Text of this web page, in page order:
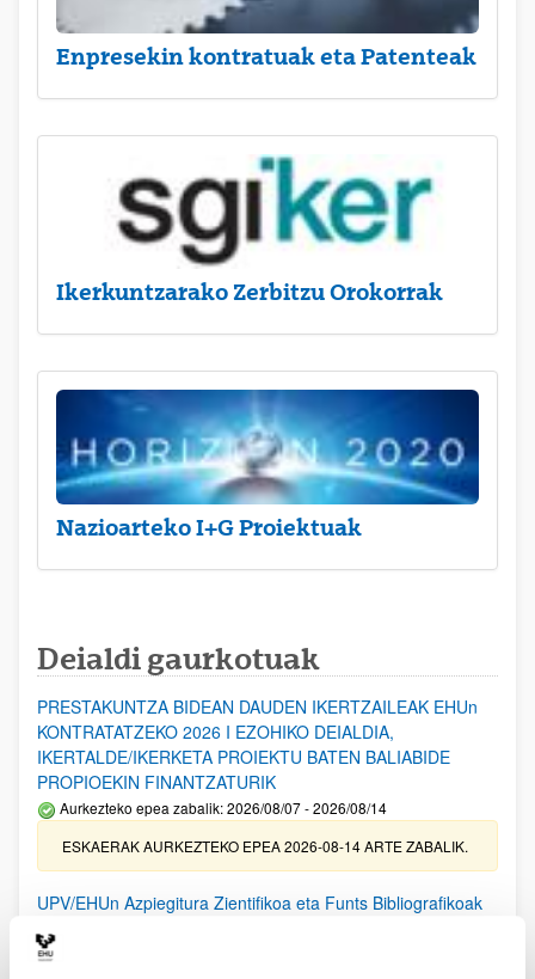
Enpresekin kontratuak eta Patenteak
Ikerkuntzarako Zerbitzu Orokorrak
Nazioarteko I+G Proiektuak
Deialdi gaurkotuak
PRESTAKUNTZA BIDEAN DAUDEN IKERTZAILEAK EHUn
KONTRATATZEKO 2026 I EZOHIKO DEIALDIA,
IKERTALDE/IKERKETA PROIEKTU BATEN BALIABIDE
PROPIOEKIN FINANTZATURIK
Aurkezteko epea zabalik: 2026/08/07 - 2026/08/14
ESKAERAK AURKEZTEKO EPEA 2026-08-14 ARTE ZABALIK.
UPV/EHUn Azpiegitura Zientifikoa eta Funts Bibliografikoak